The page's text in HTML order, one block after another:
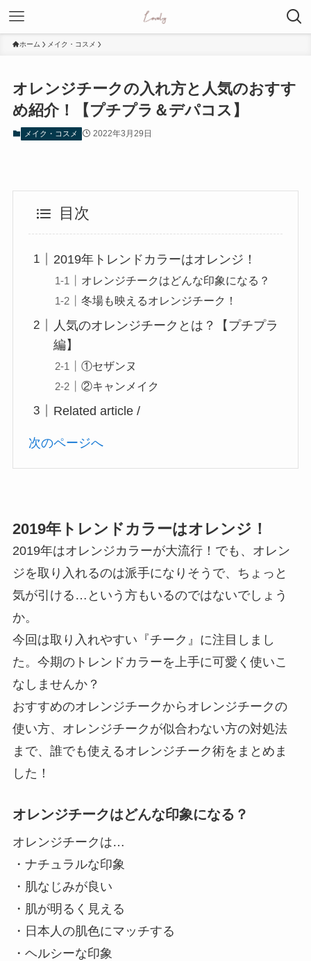
ホーム メイク・コスメ
オレンジチークの入れ方と人気のおすす
め紹介！【プチプラ＆デパコス】
メイク・コスメ 2022年3月29日
目次
2019年トレンドカラーはオレンジ！
オレンジチークはどんな印象になる？
冬場も映えるオレンジチーク！
人気のオレンジチークとは？【プチプラ
編】
①セザンヌ
②キャンメイク
Related article /
次のページへ
2019年トレンドカラーはオレンジ！
2019年はオレンジカラーが大流行！でも、オレン
ジを取り入れるのは派手になりそうで、ちょっと
気が引ける…という方もいるのではないでしょう
か。
今回は取り入れやすい『チーク』に注目しまし
た。今期のトレンドカラーを上手に可愛く使いこ
なしませんか？
おすすめのオレンジチークからオレンジチークの
使い方、オレンジチークが似合わない方の対処法
まで、誰でも使えるオレンジチーク術をまとめま
した！
オレンジチークはどんな印象になる？
オレンジチークは…
・ナチュラルな印象
・肌なじみが良い
・肌が明るく見える
・日本人の肌色にマッチする
・ヘルシーな印象